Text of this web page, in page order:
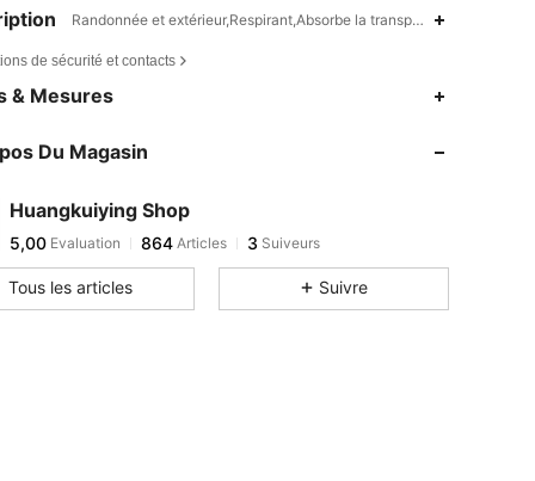
Randonnée et extérieur,Respirant,Absorbe la transpiration,Tissu
de sécurité et contacts
& Mesures
Du Magasin
Huangkuiying Shop
5,00 Evaluation 864 Articles 3 Suiveurs
Tous les articles Suivre